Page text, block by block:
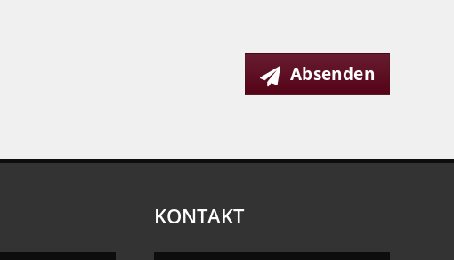
Absenden
KONTAKT